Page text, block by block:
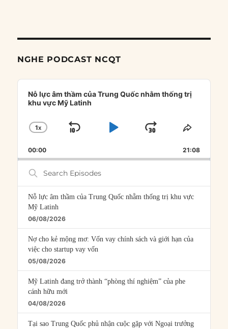
NGHE PODCAST NCQT
Audio
Player
Nỗ lực âm thầm của Trung Quốc nhằm thống trị
khu vực Mỹ Latinh
CHANGE
RATE
1X
SKIP
PLAYJUMP
FORWARD
SHARE
00:00 21:08
Search
Episodes
Nỗ lực âm thầm của Trung Quốc nhằm thống trị khu vực
Mỹ Latinh
06/08/2026
Nợ cho kẻ mộng mơ: Vốn vay chính sách và giới hạn của
việc cho startup vay vốn
05/08/2026
Mỹ Latinh đang trở thành “phòng thí nghiệm” của phe
cánh hữu mới
04/08/2026
Tại sao Trung Quốc phủ nhận cuộc gặp với Ngoại trưởng